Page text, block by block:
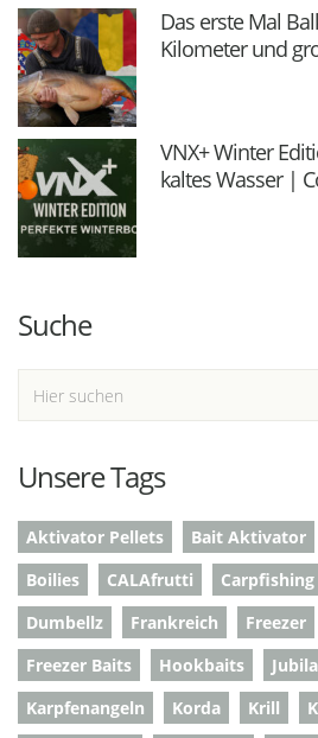
Das erste Mal
Kilometer und
VNX+ Winter
kaltes Wasser |
Suche
Unsere Tags
Aktivator Pellets Bait Aktivator
Boilies
CALAfrutti Carpfishing
Dumbellz
Frankreich Freezer
Freezer Baits
Hookbaits
Karpfenangeln
Korda Krill